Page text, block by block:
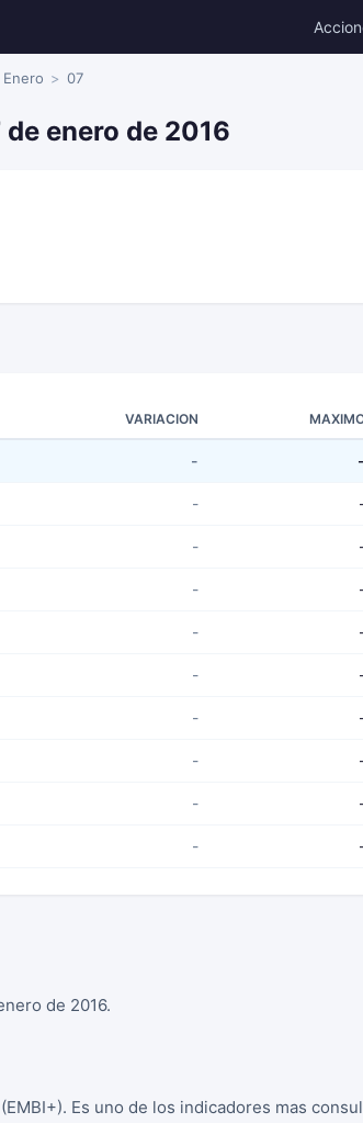
Enero 07
enero de 2016
VARIACION
- -
-
-
-
-
-
-
-
-
-
de 2016.
Es uno de los indicadores mas